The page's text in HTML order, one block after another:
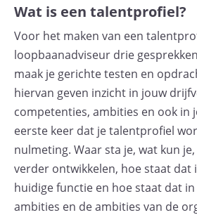
Wat is een talentprofiel?
Voor het maken van een
loopbaanadviseur drie
maak je gerichte testen en
hiervan geven inzicht in jouw
competenties, ambities en ook in
eerste keer dat je talentprofiel
nulmeting. Waar sta je, wat kun
verder ontwikkelen, hoe staat
huidige functie en hoe staat dat
ambities en de ambities van de